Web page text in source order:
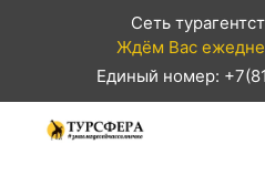
Сеть
Ждём Вас
Единый номер: